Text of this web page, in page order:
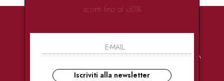
PAGAMENTI
CONSEGNE
ULTRA RAPIDE
ASSISTENZA
sconti fino al -60%
Iscriviti alla newsletter